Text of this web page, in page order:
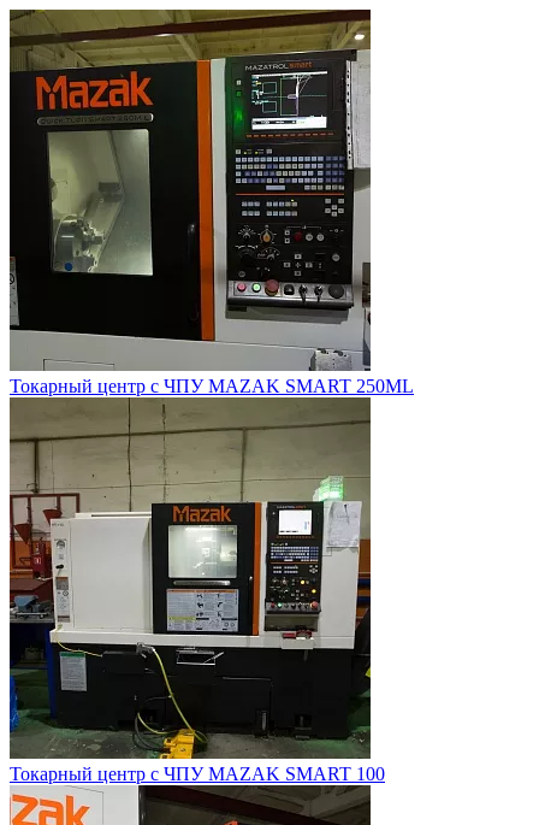
Токарный центр с ЧПУ MAZAK SMART 250ML
Токарный центр с ЧПУ MAZAK SMART 100